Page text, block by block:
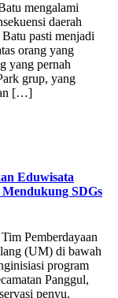
mengalami
daerah
pasti menjadi
orang yang
yang pernah
grup, yang
[…]
Eduwisata
SDGs
Pemberdayaan
(UM) di bawah
program
Panggul,
penyu.